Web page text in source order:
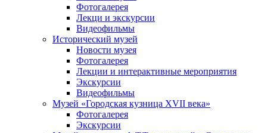
Фотогалерея
Лекци и экскурсии
Видеофильмы
Исторический музей
Новости музея
Фотогалерея
Лекции и интерактивные мероприятия
Экскурсии
Видеофильмы
Музей «Городская кузница XVII века»
Фотогалерея
Экскурсии